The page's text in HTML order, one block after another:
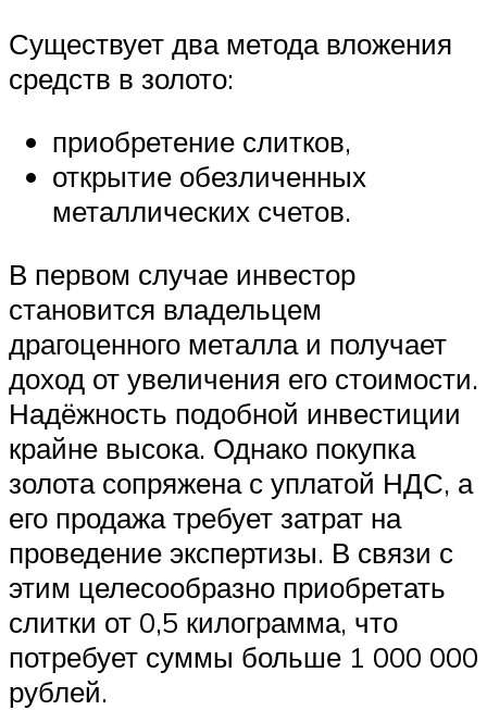
Существует два метода вложения
средств в золото:
приобретение слитков,
открытие обезличенных
металлических счетов.
В первом случае инвестор
становится владельцем
драгоценного металла и получает
доход от увеличения его стоимости.
Надёжность подобной инвестиции
крайне высока. Однако покупка
золота сопряжена с уплатой НДС, а
его продажа требует затрат на
проведение экспертизы. В связи с
этим целесообразно приобретать
слитки от 0,5 килограмма, что
потребует суммы больше 1 000 000
рублей.